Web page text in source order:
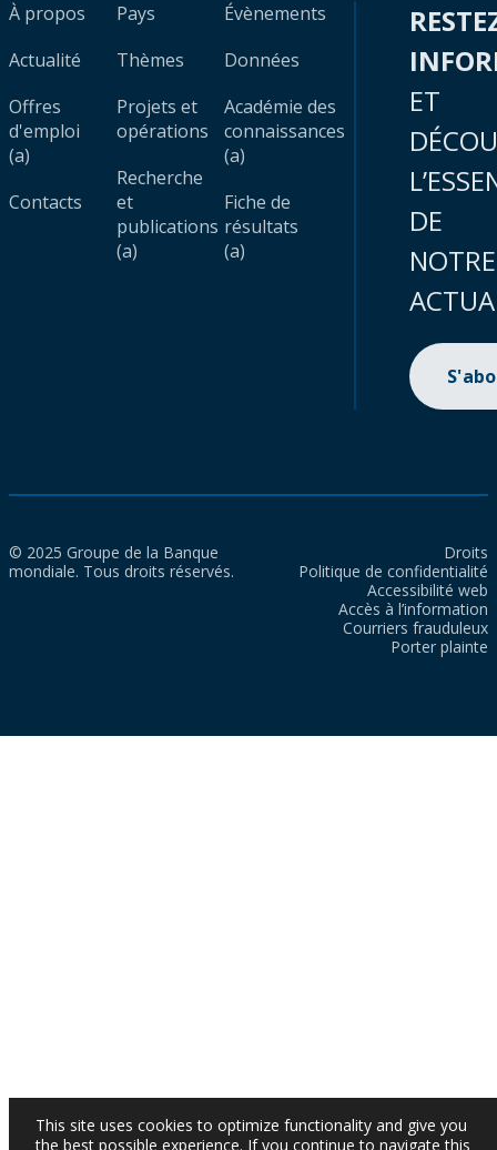
À propos
Actualité
Offres
d'emploi
(a)
Contacts
Pays
Thèmes
Projets et
opérations
Recherche
et
publications
(a)
Évènements
Données
Académie des
connaissances
(a)
Fiche de
résultats
(a)
ET
DE
NOTRE
© 2025 Groupe de la Banque
mondiale. Tous droits réservés.
Droits
Politique de confidentialité
Accessibilité web
Accès à l’information
Courriers frauduleux
Porter plainte
This site uses cookies to optimize functionality and give you
the best possible experience. If you continue to navigate this